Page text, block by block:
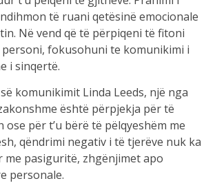
të ruani qetësinë emocionale
Në vend që të përpiqeni të fitoni
fokusohuni te komunikimi i
i sinqertë.
komunikimit Linda Leeds, një nga
është përpjekja për të
për t’u bërë të pëlqyeshëm me
qëndrimi negativ i të tjerëve nuk ka
me pasiguritë, zhgënjimet apo
personale.